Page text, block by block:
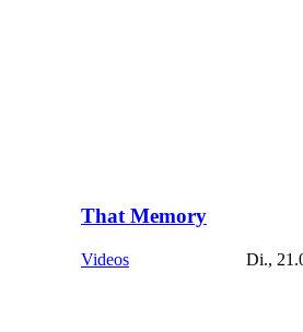
That Memory
Videos Di.,